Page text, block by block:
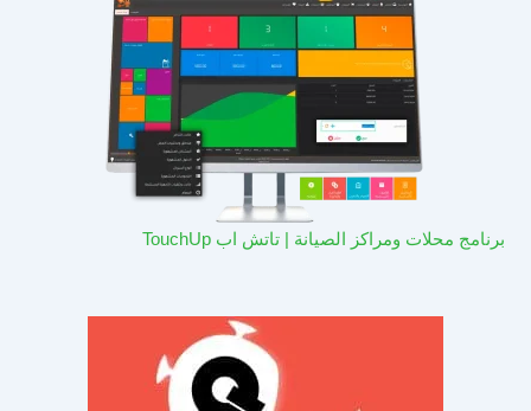
برنامج محلات ومراكز الصيانة | تاتش اب TouchUp